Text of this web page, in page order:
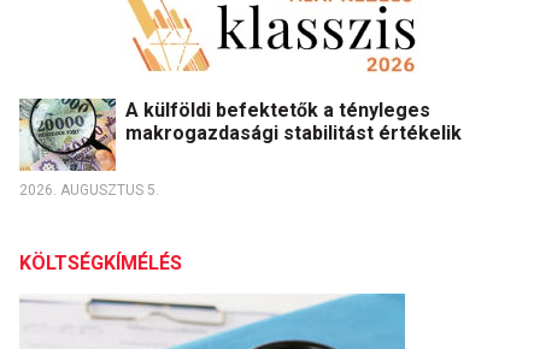
A külföldi befektetők a tényleges
makrogazdasági stabilitást értékelik
2026. AUGUSZTUS 5.
KÖLTSÉGKÍMÉLÉS